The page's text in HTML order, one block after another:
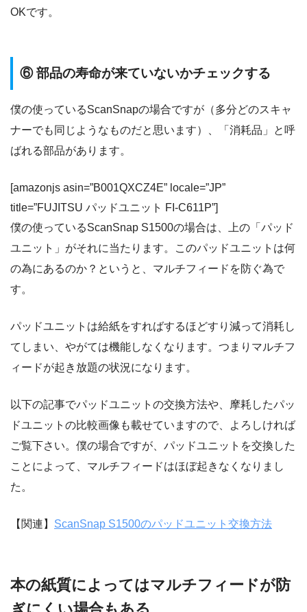
OKです。
⑥ 部品の寿命が来ていないかチェックする
僕の使っているScanSnapの場合ですが（多分どのスキャ
ナーでも同じようなものだと思います）、「消耗品」と呼
ばれる部品があります。
[amazonjs asin=”B001QXCZ4E” locale=”JP”
title=”FUJITSU パッドユニット FI-C611P”]
僕の使っているScanSnap S1500の場合は、上の「パッド
ユニット」がそれに当たります。このパッドユニットは何
の為にあるのか？というと、マルチフィードを防ぐ為で
す。
パッドユニットは給紙をすればするほどすり減って消耗し
てしまい、やがては機能しなくなります。つまりマルチフ
ィードが起き放題の状況になります。
以下の記事でパッドユニットの交換方法や、摩耗したパッ
ドユニットの比較画像も載せていますので、よろしければ
ご覧下さい。僕の場合ですが、パッドユニットを交換した
ことによって、マルチフィードはほぼ起きなくなりまし
た。
【関連】 ScanSnap S1500のパッドユニット交換方法
本の紙質によってはマルチフィードが防